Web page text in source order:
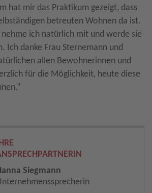
hat mir das Praktikum gezeigt, dass
betreuten Wohnen da ist.
nehme ich natürlich mit und werde sie
Ich danke Frau Sternemann und
allen Bewohnerinnen und
für die Möglichkeit, heute diese
Siegmann